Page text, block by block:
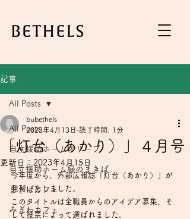
記事
All Posts
自立援助ホームオリーブ
自立援助ホーム緑のまきば
まきばカフェ
みぎわカフェ
All Posts
「灯台（あかり）」４月号
bubethels
2023年4月13日 読了時間: 1分
更新日： 2023年4月15日
今年度から、外部広報誌「灯台（あかり）」が
発刊いたしました。
このタイトルは全職員からのアイデア募集、そ
して投票によって選ばれました。